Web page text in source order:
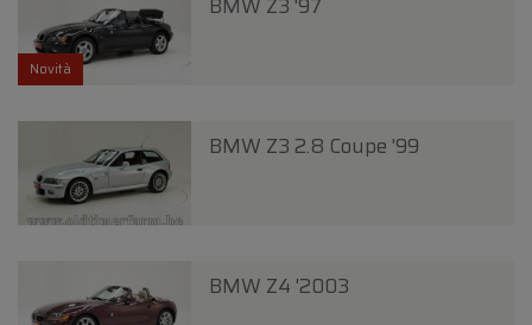
Novità
BMW Z3 '97
BMW Z3 2.8 Coupe '99
BMW Z4 '2003